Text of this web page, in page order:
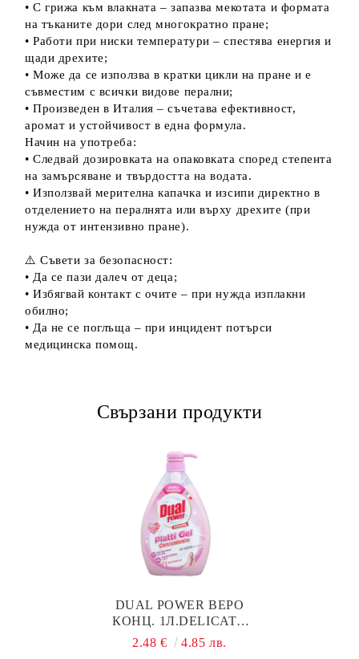
• С грижа към влакната – запазва мекотата и формата
на тъканите дори след многократно пране;
• Работи при ниски температури – спестява енергия и
щади дрехите;
• Може да се използва в кратки цикли на пране и е
съвместим с всички видове перални;
• Произведен в Италия – съчетава ефективност,
аромат и устойчивост в една формула.
Начин на употреба:
• Следвай дозировката на опаковката според степента
на замърсяване и твърдостта на водата.
• Използвай мерителна капачка и изсипи директно в
отделението на пералнята или върху дрехите (при
нужда от интензивно пране).
⚠️ Съвети за безопасност:
• Да се пази далеч от деца;
• Избягвай контакт с очите – при нужда изплакни
обилно;
• Да не се поглъща – при инцидент потърси
медицинска помощ.
Свързани продукти
DUAL POWER ВЕРО
КОНЦ. 1Л.DELICATO
MANI ABC ДЕЛИКАТНИ
2.48 € 4.85 лв.